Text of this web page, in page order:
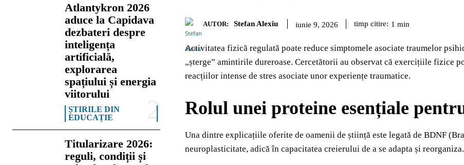
Atlantykron 2026
aduce la Capidava
dezbateri despre
inteligența
artificială,
explorarea
spațiului și energia
viitorului
ȘTIRILE DIN
EDUCAȚIE
Titularizare 2026:
reguli, condiții și
AUTOR: Stefan Alexiu iunie 9, 2026 timp citire: 1 min
Activitatea fizică regulată poate reduce simptomele asociate traumelor
„șterge” amintirile dureroase. Cercetătorii au observat că exercițiile fizice
reacțiilor intense de stres asociate unor experiențe traumatice.
Rolul unei proteine esențiale
Una dintre explicațiile oferite de oamenii de știință este legată de BDNF
neuroplasticitate, adică în capacitatea creierului de a se adapta și reorganiza.